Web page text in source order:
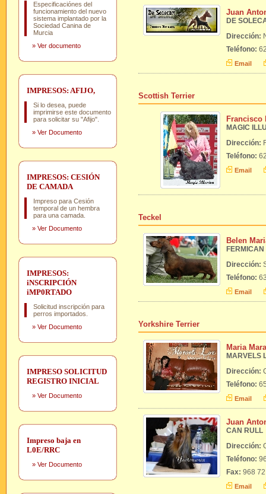
Especificaciónes del
funcionamiento del nuevo
sistema implantado por la
Sociedad Canina de
Murcia
» Ver documento
IMPRESOS: AFIJO,
Si lo desea, puede
imprimirse este documento
para solicitar su "Afijo".
» Ver Documento
IMPRESOS: CESIÓN
DE CAMADA
Impreso para Cesión
temporal de un hembra
para una camada.
» Ver Documento
IMPRESOS:
iNSCRIPCIÓN
iMP0RTADO
Solicitud inscripción para
perros importados.
» Ver Documento
IMPRESO SOLICITUD
REGISTRO INICIAL
» Ver Documento
Impreso baja en
L0E/RRC
» Ver Documento
Juan
DE
Dirección:
Teléfono:
Email
Scottish Terrier
Francisco
MAGIC
Dirección:
Teléfono:
Email
Teckel
Belen
FERMICAN
Dirección:
Teléfono:
Email
Yorkshire Terrier
Maria
MARVELS
Dirección:
Teléfono:
Email
Juan
CAN RULL
Dirección:
Teléfono:
Fax: 968
Email